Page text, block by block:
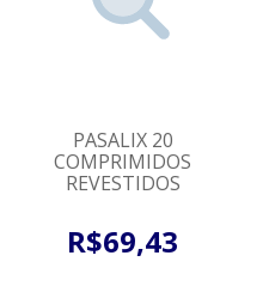
PASALIX 20
COMPRIMIDOS
REVESTIDOS
R$69,43